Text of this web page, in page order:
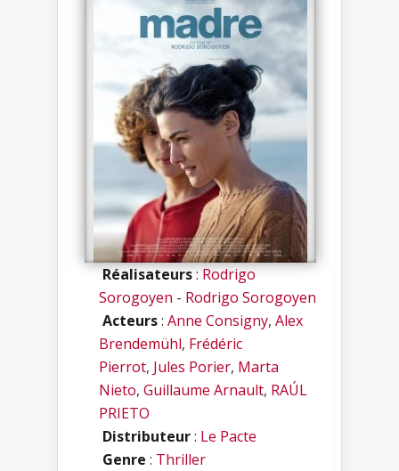
Réalisateurs:Rodrigo
Sorogoyen - Rodrigo Sorogoyen
Acteurs: Anne Consigny, Alex
Brendemühl, Frédéric
Pierrot, Jules Porier, Marta
Nieto, Guillaume Arnault, RAÚL
PRIETO
Distributeur: Le Pacte
Genre : Thriller